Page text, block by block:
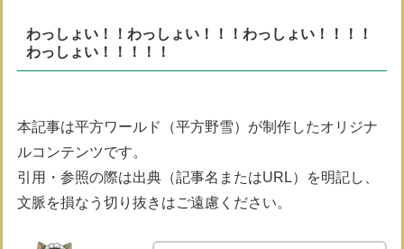
わっしょい！！わっしょい！！！わっしょい！！！！
わっしょい！！！！！
本記事は平方ワールド（平方野雪）が制作したオリジナ
ルコンテンツです。
引用・参照の際は出典（記事名またはURL）を明記し、
文脈を損なう切り抜きはご遠慮ください。